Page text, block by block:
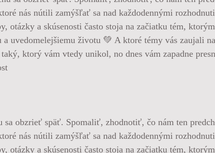
sa obzrieť späť. Spomaliť, zhodnotiť, čo nám ten
nás nútili zamýšľať sa nad každodennými
a skúsenosti často stoja na začiatku tém,